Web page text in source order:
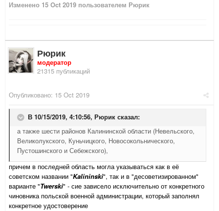
Изменено 15 Oct 2019 пользователем Рюрик
Рюрик
модератор
21315 публикаций
Опубликовано: 15 Oct 2019
В 10/15/2019, 4:10:56, Рюрик сказал:
а также шести районов Калининской области (Невельского,
Великолукского, Куньчицкого, Новосокольнического,
Пустошинского и Себежского),
причем в последней область могла указываться как в её
советском названии "Kalininski", так и в "десоветизированном"
варианте "Twerski" - сие зависело исключительно от конкретного
чиновника польской военной администрации, который заполнял
конкретное удостоверение